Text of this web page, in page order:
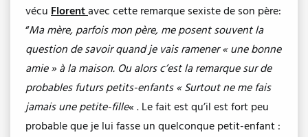
vécu Florentavec cette remarque sexiste de son père:
“Ma mère, parfois mon père, me posent souvent la
question de savoir quand je vais ramener « une bonne
amie » à la maison. Ou alors c’est la remarque sur de
probables futurs petits-enfants « Surtout ne me fais
jamais une petite-fille« . Le fait est qu’il est fort peu
probable que je lui fasse un quelconque petit-enfant :